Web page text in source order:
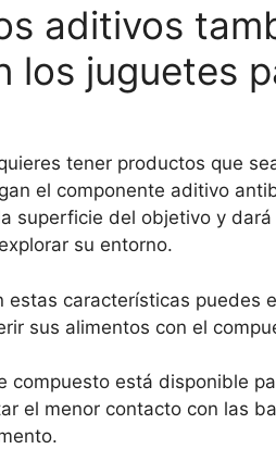
aditivos
los juguetes
tener productos que
el componente aditivo
superficie del objetivo y
su entorno.
estas características puedes
sus alimentos con el
compuesto está disponible
el menor contacto con las